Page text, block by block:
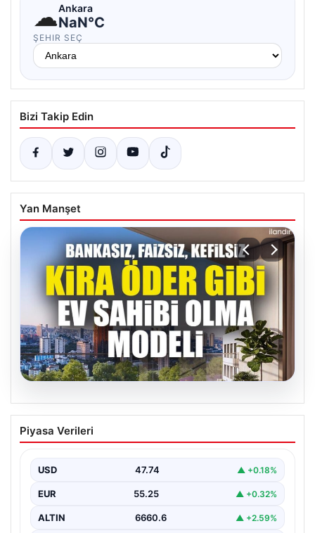
☁Ankara
NaN°C
ŞEHIR SEÇ
Bizi Takip Edin
Yan Manşet
07.08.2026
DAP Yapı’dan bir ilk! Emlak Konut
güvencesi Dap vizyonuyla kendi
{“title”: “DAP Yapı’dan Bir İlk: Güvence ve Vizyonla Kendi
Piyasa Verileri
USD 47.74 ▲ +0.18%
EUR 55.25 ▲ +0.32%
ALTIN 6660.6 ▲ +2.59%